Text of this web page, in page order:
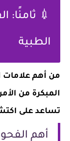
💉 ثامنًا:
الطبية
من أهم علامات
المبكرة من
تساعد على
أهم